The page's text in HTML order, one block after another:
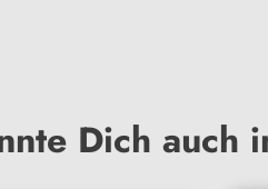
Dich auch